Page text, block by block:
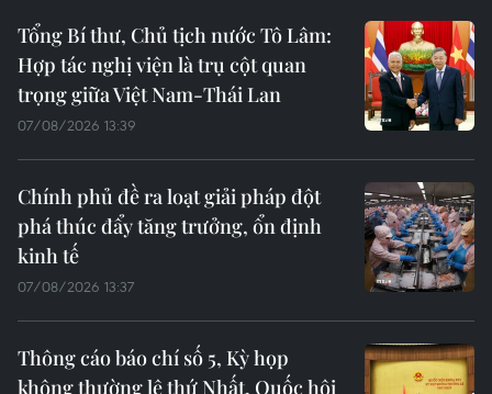
Tổng Bí thư, Chủ tịch nước Tô Lâm:
Hợp tác nghị viện là trụ cột quan
trọng giữa Việt Nam-Thái Lan
07/08/2026 13:39
Chính phủ đề ra loạt giải pháp đột
phá thúc đẩy tăng trưởng, ổn định
kinh tế
07/08/2026 13:37
Thông cáo báo chí số 5, Kỳ họp
không thường lệ thứ Nhất, Quốc hội